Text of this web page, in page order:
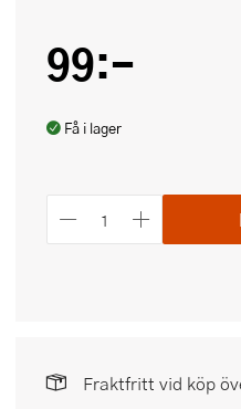
99:-
Få i lager
Fraktfritt vid köp